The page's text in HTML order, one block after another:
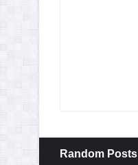
Random Posts